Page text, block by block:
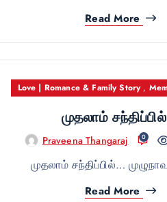
Read More
Love | Romance & Family Story,
முதலாம்
Praveena Thangaraj 0
முதலாம் சந்திப்பில்…
Read More